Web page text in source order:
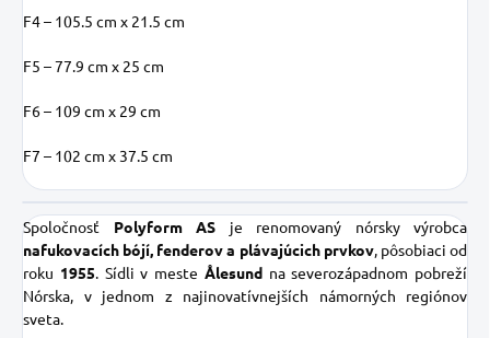
F4 – 105.5 cm x 21.5 cm
F5 – 77.9 cm x 25 cm
F6 – 109 cm x 29 cm
F7 – 102 cm x 37.5 cm
Spoločnosť Polyform AS je renomovaný nórsky výrobca
nafukovacích bójí, fenderov a plávajúcich prvkov, pôsobiaci od
roku 1955. Sídli v meste Ålesundna severozápadnom pobreží
Nórska, v jednom z najinovatívnejších námorných regiónov
sveta.